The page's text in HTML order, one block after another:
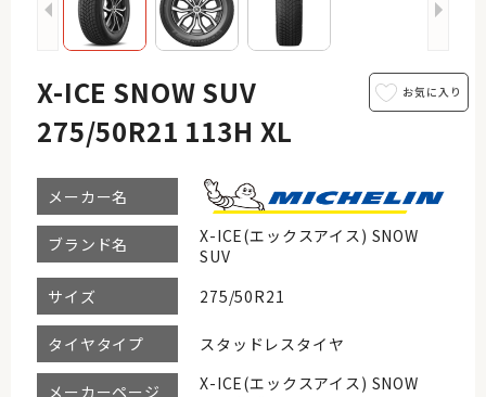
X-ICE SNOW SUV
275/50R21 113H XL
メーカー名
ブランド名
X-ICE(エックスアイス) SNOW
SUV
サイズ
275/50R21
タイヤタイプ スタッドレスタイヤ
メーカーページ
X-ICE(エックスアイス) SNOW